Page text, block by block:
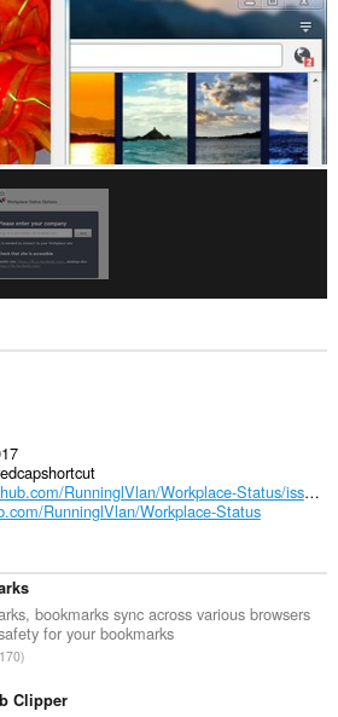
https://github.com/RunninglVlan/Workplace-Status/issues
RunninglVlan/Workplace-Status
bookmarks sync across various browsers
for your bookmarks
170
Clipper